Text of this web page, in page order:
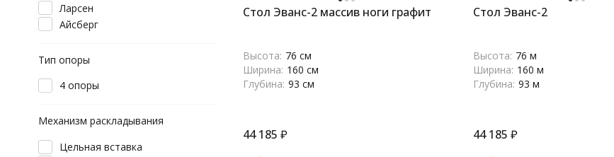
Стол Эванс-2 массив ноги графит
Высота: 76 см
Ширина: 160 см
Глубина: 93 см
44 185 ₽
Стол Эванс-2
Высота: 76 м
Ширина: 160 м
Глубина: 93 м
44 185 ₽
Ларсен
Айсберг
Тип опоры
4 опоры
Механизм раскладывания
Цельная вставка